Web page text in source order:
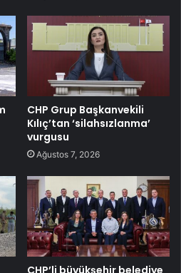
CHP Grup Başkanvekili
Kılıç’tan ‘silahsızlanma’
vurgusu
Ağustos 7, 2026
CHP’li büyükşehir belediye